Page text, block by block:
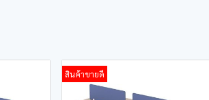
สินค้าขายดี